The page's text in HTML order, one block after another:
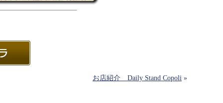
お店紹介 Daily Stand Copoli »